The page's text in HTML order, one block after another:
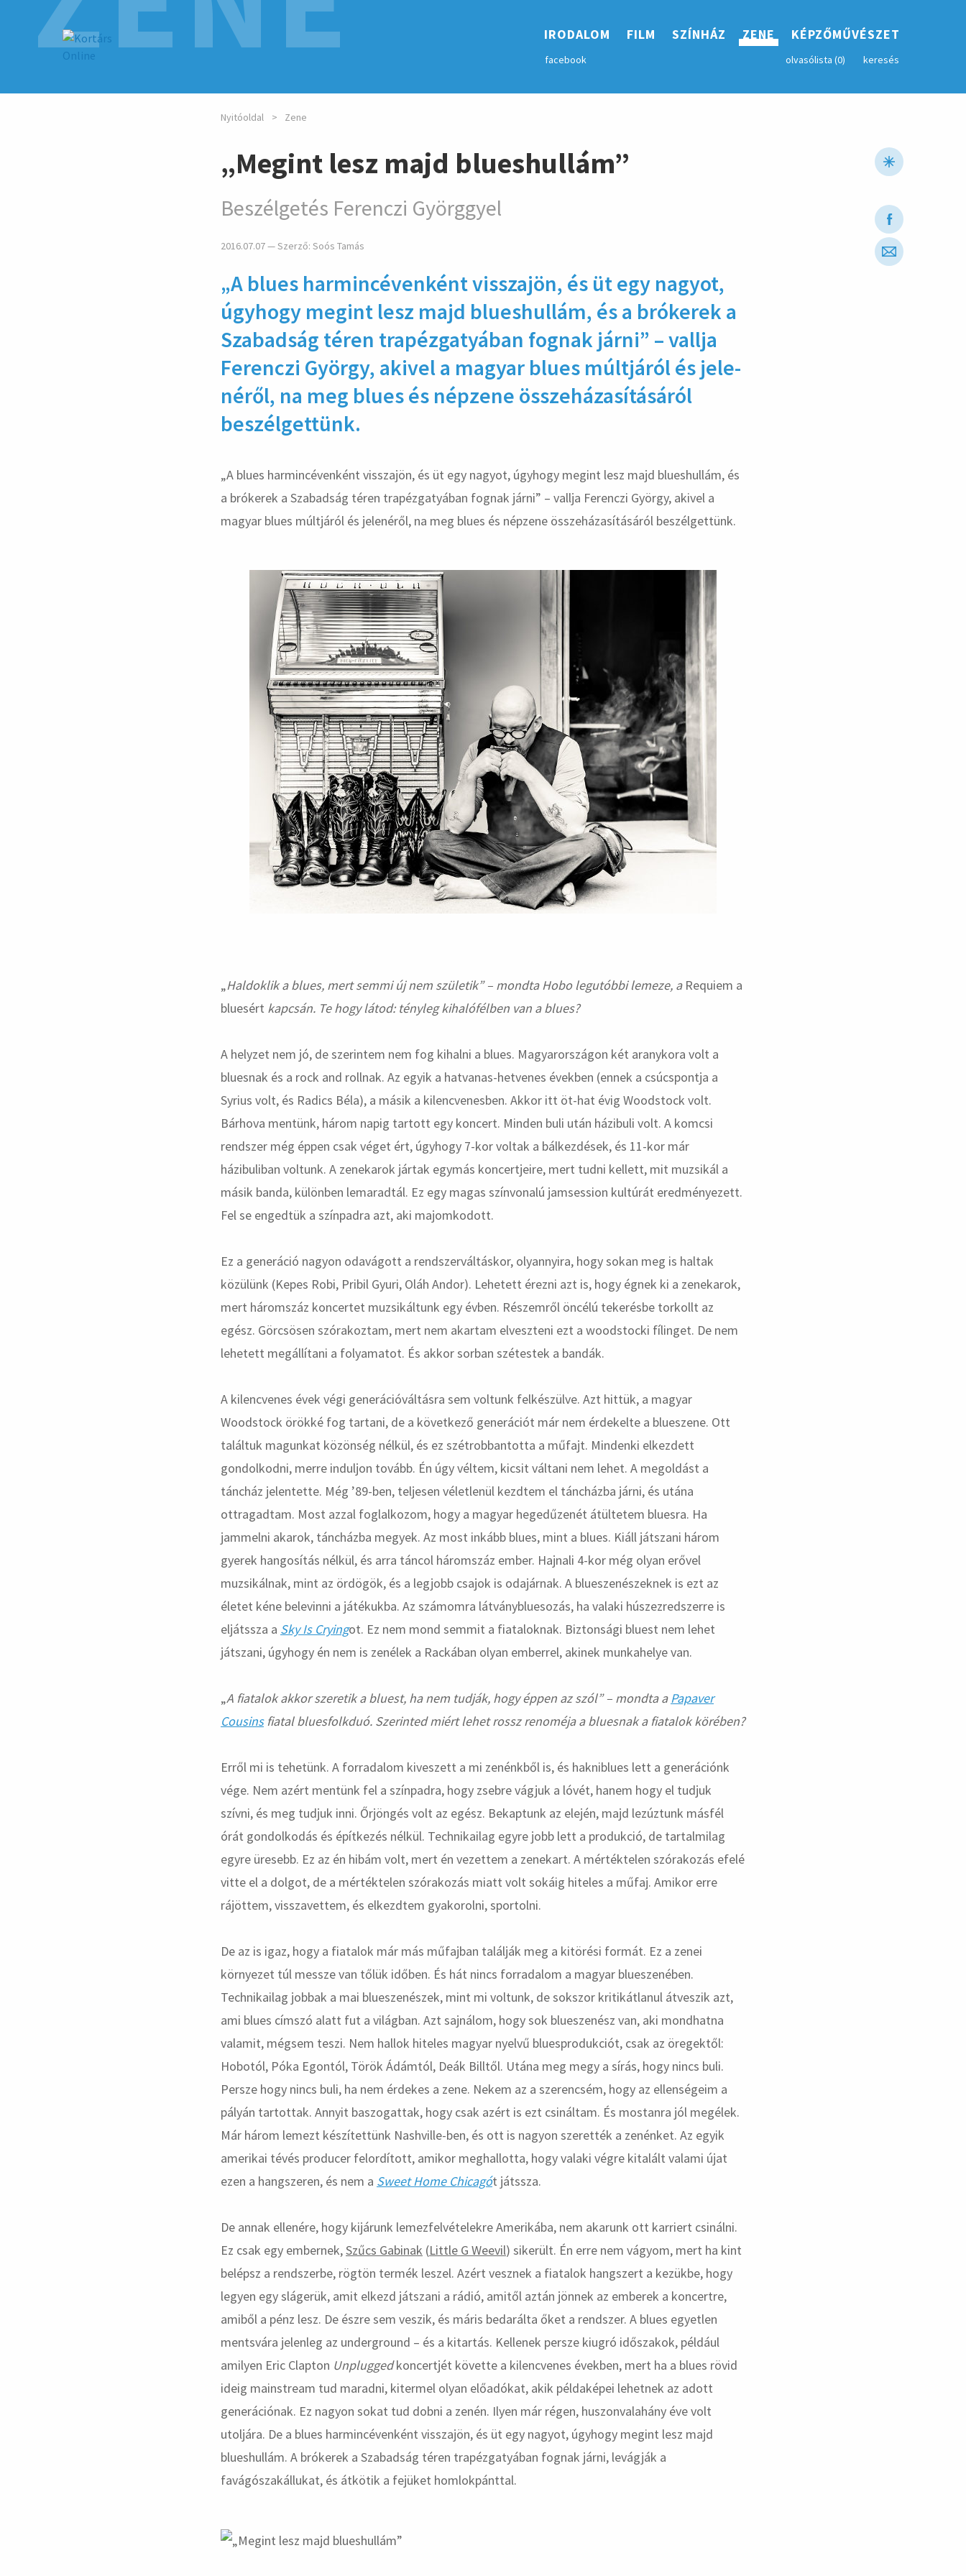
IRODALOM FILM SZÍNHÁZ ZENE KÉPZŐMŰVÉSZET
facebook olvasólista (0) keresés
Nyitóoldal Zene
„Megint lesz majd blueshullám”
Beszélgetés Ferenczi Györggyel
2016.07.07 — Szerző: Soós Tamás
„A blues harminc­éven­ként vissza­jön, és üt egy nagyot,
úgy­hogy megint lesz majd blues­hullám, és a bró­kerek a
Sza­bad­ság téren tra­péz­ga­tyá­ban fog­nak járni” – vallja
Ferenczi György, akivel a magyar blues múlt­járól és jele­
néről, na meg blues és nép­zene össze­háza­sítá­sá­ról
beszél­gettünk.
hirdetés
„A blues harmincévenként visszajön, és üt egy nagyot, úgyhogy megint lesz majd blueshullám, és
a brókerek a Szabadság téren trapézgatyában fognak járni” – vallja Ferenczi György, akivel a
magyar blues múltjáról és jelenéről, na meg blues és népzene összeházasításáról beszélgettünk.
„Haldoklik a blues, mert semmi új nem születik” – mondta Hobo legutóbbi lemeze, a Requiem a
bluesért kapcsán. Te hogy látod: tényleg kihalófélben van a blues?
A helyzet nem jó, de szerintem nem fog kihalni a blues. Magyarországon két aranykora volt a
bluesnak és a rock and rollnak. Az egyik a hatvanas-hetvenes években (ennek a csúcspontja a
Syrius volt, és Radics Béla), a másik a kilencvenesben. Akkor itt öt-hat évig Woodstock volt.
Bárhova mentünk, három napig tartott egy koncert. Minden buli után házibuli volt. A komcsi
rendszer még éppen csak véget ért, úgyhogy 7-kor voltak a bálkezdések, és 11-kor már
házibuliban voltunk. A zenekarok jártak egymás koncertjeire, mert tudni kellett, mit muzsikál a
másik banda, különben lemaradtál. Ez egy magas színvonalú jamsession kultúrát eredményezett.
Fel se engedtük a színpadra azt, aki majomkodott.
Ez a generáció nagyon odavágott a rendszerváltáskor, olyannyira, hogy sokan meg is haltak
közülünk (Kepes Robi, Pribil Gyuri, Oláh Andor). Lehetett érezni azt is, hogy égnek ki a zenekarok,
mert háromszáz koncertet muzsikáltunk egy évben. Részemről öncélú tekerésbe torkollt az
egész. Görcsösen szórakoztam, mert nem akartam elveszteni ezt a woodstocki fílinget. De nem
lehetett megállítani a folyamatot. És akkor sorban szétestek a bandák.
A kilencvenes évek végi generációváltásra sem voltunk felkészülve. Azt hittük, a magyar
Woodstock örökké fog tartani, de a következő generációt már nem érdekelte a blueszene. Ott
találtuk magunkat közönség nélkül, és ez szétrobbantotta a műfajt. Mindenki elkezdett
gondolkodni, merre induljon tovább. Én úgy véltem, kicsit váltani nem lehet. A megoldást a
táncház jelentette. Még ’89-ben, teljesen véletlenül kezdtem el táncházba járni, és utána
ottragadtam. Most azzal foglalkozom, hogy a magyar hegedűzenét átültetem bluesra. Ha
jammelni akarok, táncházba megyek. Az most inkább blues, mint a blues. Kiáll játszani három
gyerek hangosítás nélkül, és arra táncol háromszáz ember. Hajnali 4-kor még olyan erővel
muzsikálnak, mint az ördögök, és a legjobb csajok is odajárnak. A blueszenészeknek is ezt az
életet kéne belevinni a játékukba. Az számomra látványbluesozás, ha valaki húszezredszerre is
eljátssza a Sky Is Cryingot. Ez nem mond semmit a fiataloknak. Biztonsági bluest nem lehet
játszani, úgyhogy én nem is zenélek a Rackában olyan emberrel, akinek munkahelye van.
„A fiatalok akkor szeretik a bluest, ha nem tudják, hogy éppen az szól” – mondta aPapaver
Cousinsfiatal bluesfolkduó. Szerinted miért lehet rossz renoméja a bluesnak a fiatalok körében?
Erről mi is tehetünk. A forradalom kiveszett a mi zenénkből is, és hakniblues lett a generációnk
vége. Nem azért mentünk fel a színpadra, hogy zsebre vágjuk a lóvét, hanem hogy el tudjuk
szívni, és meg tudjuk inni. Őrjöngés volt az egész. Bekaptunk az elején, majd lezúztunk másfél
órát gondolkodás és építkezés nélkül. Technikailag egyre jobb lett a produkció, de tartalmilag
egyre üresebb. Ez az én hibám volt, mert én vezettem a zenekart. A mértéktelen szórakozás efelé
vitte el a dolgot, de a mértéktelen szórakozás miatt volt sokáig hiteles a műfaj. Amikor erre
rájöttem, visszavettem, és elkezdtem gyakorolni, sportolni.
De az is igaz, hogy a fiatalok már más műfajban találják meg a kitörési formát. Ez a zenei
környezet túl messze van tőlük időben. És hát nincs forradalom a magyar blueszenében.
Technikailag jobbak a mai blueszenészek, mint mi voltunk, de sokszor kritikátlanul átveszik azt,
ami blues címszó alatt fut a világban. Azt sajnálom, hogy sok blueszenész van, aki mondhatna
valamit, mégsem teszi. Nem hallok hiteles magyar nyelvű bluesprodukciót, csak az öregektől:
Hobotól, Póka Egontól, Török Ádámtól, Deák Billtől. Utána meg megy a sírás, hogy nincs buli.
Persze hogy nincs buli, ha nem érdekes a zene. Nekem az a szerencsém, hogy az ellenségeim a
pályán tartottak. Annyit baszogattak, hogy csak azért is ezt csináltam. És mostanra jól megélek.
Már három lemezt készítettünk Nashville-ben, és ott is nagyon szerették a zenénket. Az egyik
amerikai tévés producer felordított, amikor meghallotta, hogy valaki végre kitalált valami újat
ezen a hangszeren, és nem a Sweet Home Chicagót játssza.
De annak ellenére, hogy kijárunk lemezfelvételekre Amerikába, nem akarunk ott karriert csinálni.
Ez csak egy embernek,Szűcs Gabinak (Little G Weevil) sikerült. Én erre nem vágyom, mert ha kint
belépsz a rendszerbe, rögtön termék leszel. Azért vesznek a fiatalok hangszert a kezükbe, hogy
legyen egy slágerük, amit elkezd játszani a rádió, amitől aztán jönnek az emberek a koncertre,
amiből a pénz lesz. De észre sem veszik, és máris bedarálta őket a rendszer. A blues egyetlen
mentsvára jelenleg az underground – és a kitartás. Kellenek persze kiugró időszakok, például
amilyen Eric Clapton Unpluggedkoncertjét követte a kilencvenes években, mert ha a blues rövid
ideig mainstream tud maradni, kitermel olyan előadókat, akik példaképei lehetnek az adott
generációnak. Ez nagyon sokat tud dobni a zenén. Ilyen már régen, huszonvalahány éve volt
utoljára. De a blues harmincévenként visszajön, és üt egy nagyot, úgyhogy megint lesz majd
blueshullám. A brókerek a Szabadság téren trapézgatyában fognak járni, levágják a
favágószakállukat, és átkötik a fejüket homlokpánttal.